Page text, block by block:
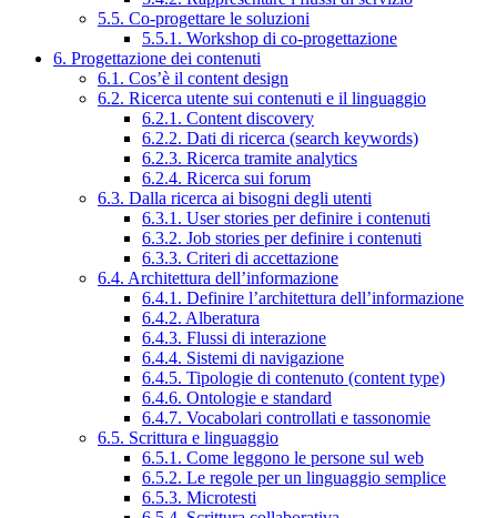
5.5. Co-progettare le soluzioni
5.5.1. Workshop di co-progettazione
6. Progettazione dei contenuti
6.1. Cos’è il content design
6.2. Ricerca utente sui contenuti e il linguaggio
6.2.1. Content discovery
6.2.2. Dati di ricerca (search keywords)
6.2.3. Ricerca tramite analytics
6.2.4. Ricerca sui forum
6.3. Dalla ricerca ai bisogni degli utenti
6.3.1. User stories per definire i contenuti
6.3.2. Job stories per definire i contenuti
6.3.3. Criteri di accettazione
6.4. Architettura dell’informazione
6.4.1. Definire l’architettura dell’informazione
6.4.2. Alberatura
6.4.3. Flussi di interazione
6.4.4. Sistemi di navigazione
6.4.5. Tipologie di contenuto (content type)
6.4.6. Ontologie e standard
6.4.7. Vocabolari controllati e tassonomie
6.5. Scrittura e linguaggio
6.5.1. Come leggono le persone sul web
6.5.2. Le regole per un linguaggio semplice
6.5.3. Microtesti